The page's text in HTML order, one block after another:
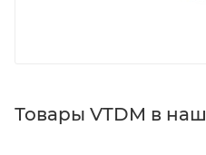
Товары VTDM в